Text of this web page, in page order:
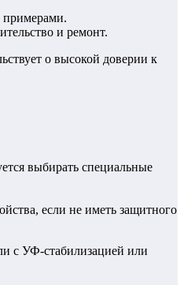
примерами.
и ремонт.
о высокой доверии к
выбирать специальные
если не иметь защитного
с УФ-стабилизацией или